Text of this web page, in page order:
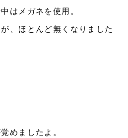
はメガネを使用。
、ほとんど無くなりました
めましたよ。